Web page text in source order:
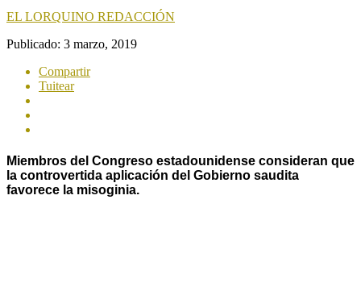
EL LORQUINO REDACCIÓN
Publicado: 3 marzo, 2019
Compartir
Tuitear
Miembros del Congreso estadounidense consideran que
la controvertida aplicación del Gobierno saudita
favorece la misoginia.